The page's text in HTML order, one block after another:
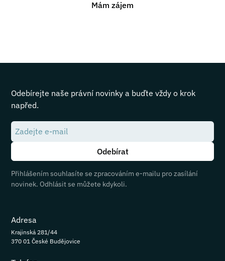
Mám zájem
Odebírejte naše právní novinky a buďte vždy o krok
napřed.
Přihlášením souhlasíte se zpracováním e-mailu pro zasílání
novinek. Odhlásit se můžete kdykoli.
Adresa
Krajinská 281/44
370 01 České Budějovice